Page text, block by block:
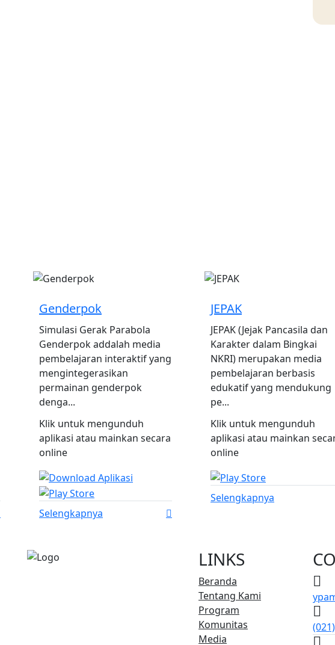
Genderpok
Simulasi Gerak Parabola
Genderpok addalah media
pembelajaran interaktif yang
mengintegerasikan
permainan genderpok
denga...
Klik untuk mengunduh
aplikasi atau mainkan secara
online
Selengkapnya
JEPAK
JEPAK (Jejak Pancasila dan
Karakter dalam Bingkai
NKRI) merupakan media
pembelajaran berbasis
edukatif yang mendukung
pe...
Klik untuk mengunduh
aplikasi atau mainkan
online
Selengkapnya
LINKS
Beranda
Tentang Kami
Program
Komunitas
Media